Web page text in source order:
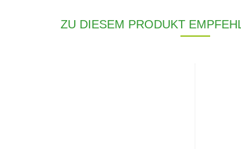
ZU DIESEM PRODUKT